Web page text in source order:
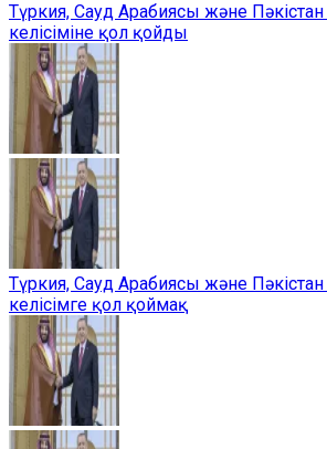
Түркия, Сауд Арабиясы және
келісіміне қол қойды
Түркия, Сауд Арабиясы және
келісімге қол қоймақ